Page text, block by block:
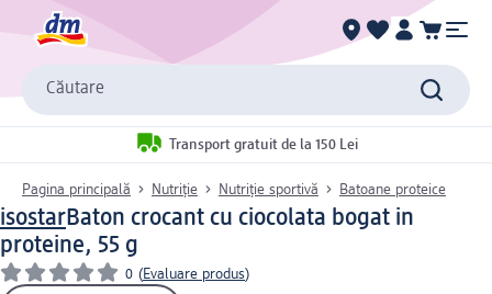
Căutare
Transport gratuit de la 150 Lei
Pagina principală Nutriție Nutriție sportivă Batoane proteice
isostarBaton crocant cu ciocolata bogat in
proteine, 55 g
0 (Evaluare produs)